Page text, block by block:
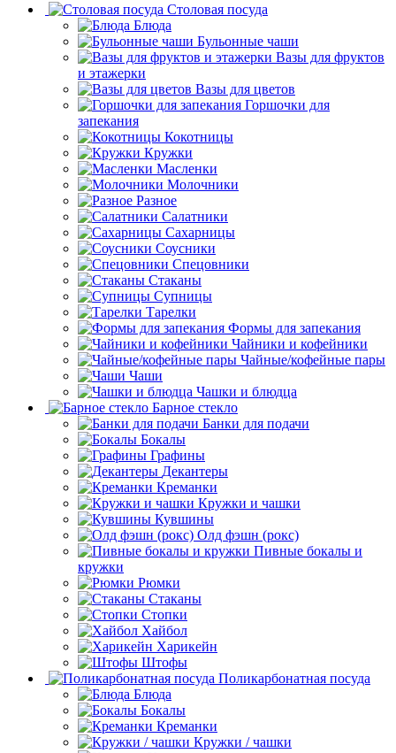
Столовая посуда
Блюда
Бульонные чаши
Вазы для фруктов
и этажерки
Вазы для цветов
Горшочки для
запекания
Кокотницы
Кружки
Масленки
Молочники
Разное
Салатники
Сахарницы
Соусники
Спецовники
Стаканы
Супницы
Тарелки
Формы для запекания
Чайники и кофейники
Чайные/кофейные пары
Чаши
Чашки и блюдца
Барное стекло
Банки для подачи
Бокалы
Графины
Декантеры
Креманки
Кружки и чашки
Кувшины
Олд фэшн (рокс)
Пивные бокалы и
кружки
Рюмки
Стаканы
Стопки
Хайбол
Харикейн
Штофы
Поликарбонатная посуда
Блюда
Бокалы
Креманки
Кружки / чашки